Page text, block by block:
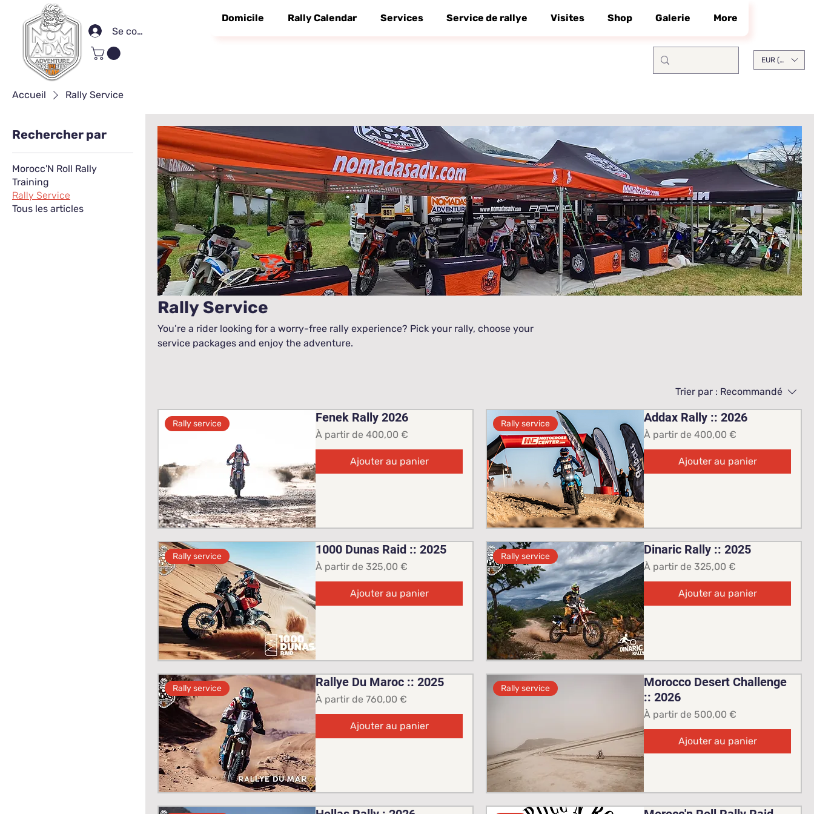
Se connecter
Domicile Rally Calendar Services Service de rallye Visites Shop Galerie More
EUR (€)
Accueil Rally Service
Rechercher par
Morocc'N Roll Rally
Training
Rally Service
Tous les articles
Rally Service
You’re a rider looking for a worry-free rally experience? Pick your rally, choose your
service packages and enjoy the adventure.
Trier par : Recommandé
Rally service Fenek Rally 2026
À partir de 400,00 €
Prix promotionnel
Ajouter au panier
Rally service Addax Rally :: 2026
À partir de 400,00 €
Prix promotionnel
Ajouter au panier
Rally service 1000 Dunas Raid :: 2025
À partir de 325,00 €
Prix promotionnel
Ajouter au panier
Rally service Dinaric Rally :: 2025
À partir de 325,00 €
Prix promotionnel
Ajouter au panier
Rally service Rallye Du Maroc :: 2025
À partir de 760,00 €
Prix promotionnel
Ajouter au panier
Rally service
Morocco Desert Challenge
:: 2026
À partir de 500,00 €
Prix promotionnel
Ajouter au panier